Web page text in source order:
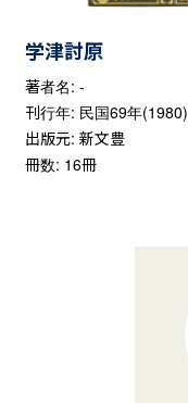
学津討原
著者名: -
刊行年: 民国69年(1980)
出版元: 新文豊
冊数: 16冊